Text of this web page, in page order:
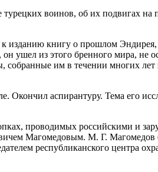
воинов, об их подвигах на
изданию книгу о прошлом Эндирея,
ушел из этого бренного мира, не
собранные им в течении многих
Окончил аспирантуру. Тема его
проводимых российскими и
Магомедовым. М. Г.
республиканского центра